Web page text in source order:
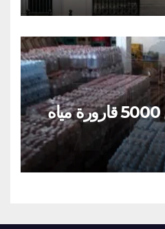
نابل: حجز أكثر من 5000 قارورة مياه